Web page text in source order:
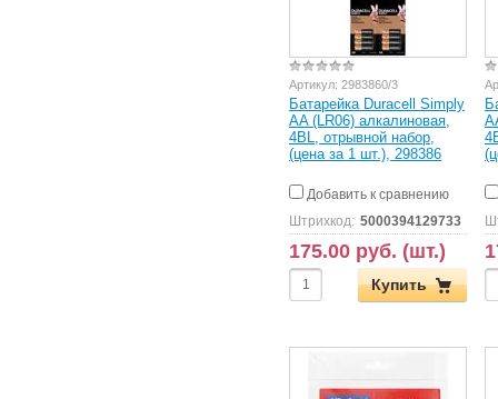
Артикул: 2983860/3
Батарейка Duracell Simply
AA (LR06) алкалиновая,
4BL, отрывной набор,
(цена за 1 шт.), 298386
Добавить к сравнению
Штрихкод: 5000394129733
175.00 руб. (шт.)
Купить